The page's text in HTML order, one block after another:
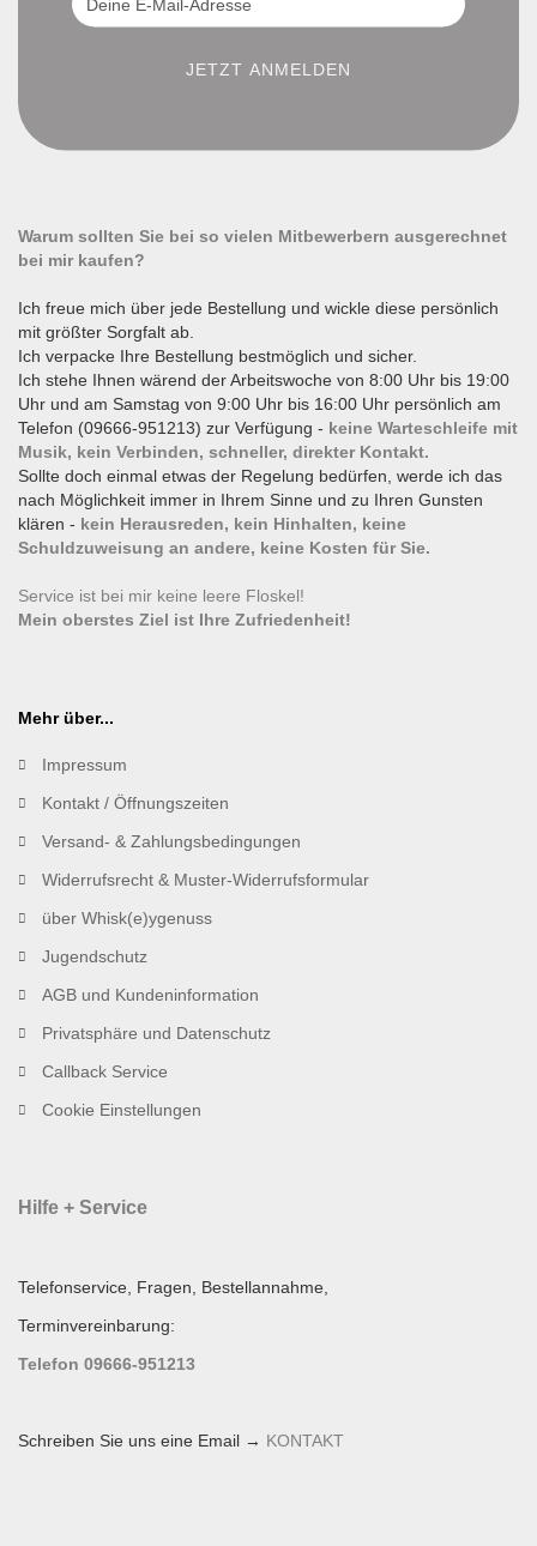
Warum sollten Sie bei so vielen Mitbewerbern ausgerechnet
bei mir kaufen?
Ich freue mich über jede Bestellung und wickle diese persönlich
mit größter Sorgfalt ab.
Ich verpacke Ihre Bestellung bestmöglich und sicher.
Ich stehe Ihnen wärend der Arbeitswoche von 8:00 Uhr bis 19:00
Uhr und am Samstag von 9:00 Uhr bis 16:00 Uhr persönlich am
Telefon (09666-951213) zur Verfügung - keine Warteschleife mit
Musik, kein Verbinden, schneller, direkter Kontakt.
Sollte doch einmal etwas der Regelung bedürfen, werde ich das
nach Möglichkeit immer in Ihrem Sinne und zu Ihren Gunsten
klären - kein Herausreden, kein Hinhalten, keine
Schuldzuweisung an andere, keine Kosten für Sie.
Service ist bei mir keine leere Floskel!
Mein oberstes Ziel ist Ihre Zufriedenheit!
Mehr über...
Impressum
Kontakt / Öffnungszeiten
Versand- & Zahlungsbedingungen
Widerrufsrecht & Muster-Widerrufsformular
über Whisk(e)ygenuss
Jugendschutz
AGB und Kundeninformation
Privatsphäre und Datenschutz
Callback Service
Cookie Einstellungen
Hilfe + Service
Telefonservice, Fragen, Bestellannahme,
Terminvereinbarung:
Telefon 09666-951213
Schreiben Sie uns eine Email → KONTAKT